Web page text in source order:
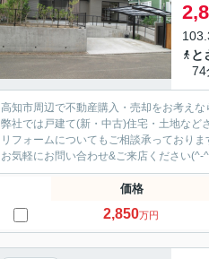
と
74
高知市周辺で不動産購入・売却をお考え
弊社では戸建て(新・中古)住宅・土地など
リフォームについてもご相談承っておりま
お気軽にお問い合わせ&ご来店ください‍(^-
価格
2,850万円